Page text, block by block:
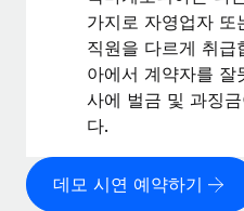
가지로 자영업자 또
직원을 다르게 취급
아에서 계약자를 잘
사에 벌금 및 과징
다.
데모 시연 예약하기